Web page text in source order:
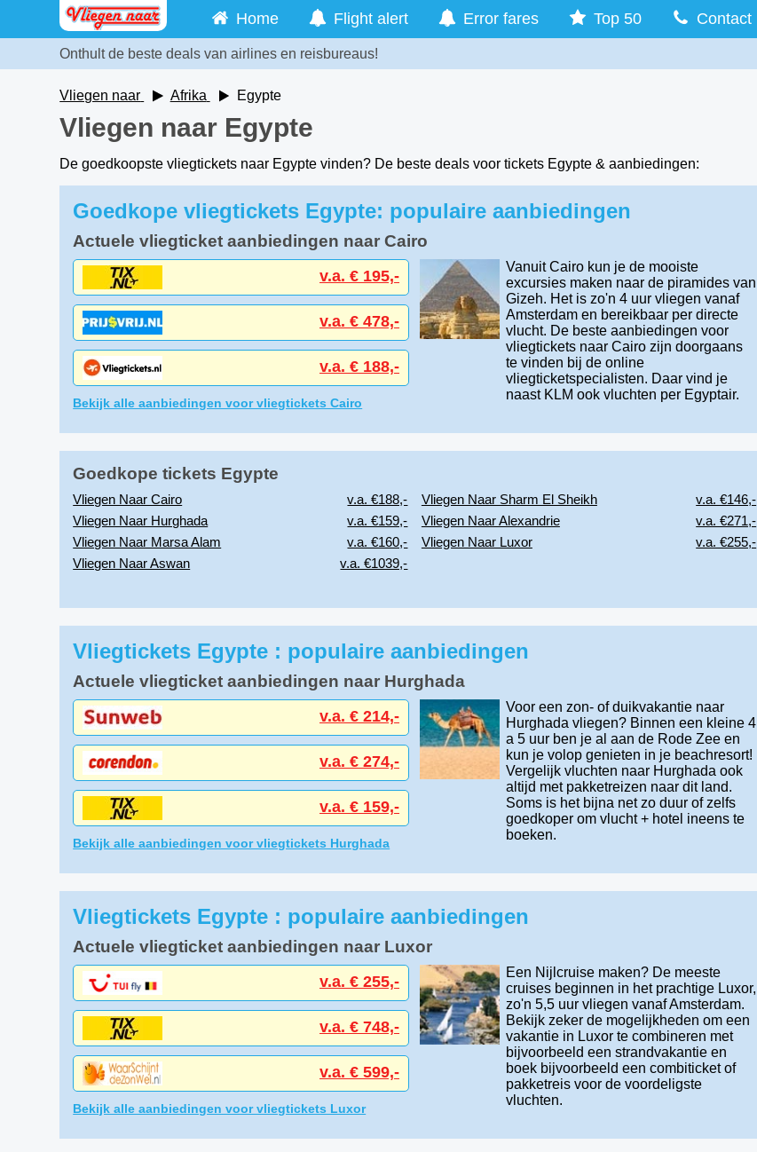
Home Flight alert Error fares Top 50 Contact
Onthult de beste deals van airlines en reisbureaus!
Vliegen naar Afrika Egypte
Vliegen naar Egypte
De goedkoopste vliegtickets naar Egypte vinden? De beste deals voor tickets Egypte & aanbiedingen:
Goedkope vliegtickets Egypte: populaire aanbiedingen
Actuele vliegticket aanbiedingen naar Cairo
v.a. € 195,-
v.a. € 478,-
v.a. € 188,-
Bekijk alle aanbiedingen voor vliegtickets Cairo
Vanuit Cairo kun je de mooiste
excursies maken naar de piramides van
Gizeh. Het is zo'n 4 uur vliegen vanaf
Amsterdam en bereikbaar per directe
vlucht. De beste aanbiedingen voor
vliegtickets naar Cairo zijn doorgaans
te vinden bij de online
vliegticketspecialisten. Daar vind je
naast KLM ook vluchten per Egyptair.
Goedkope tickets Egypte
Vliegen Naar Cairo v.a. €188,- Vliegen Naar Sharm El Sheikh
v.a. €146,-
Vliegen Naar Hurghada
v.a. €159,- Vliegen Naar Alexandrie
v.a. €271,-
Vliegen Naar Marsa Alam
v.a. €160,- Vliegen Naar Luxor
v.a. €255,-
Vliegen Naar Aswan
v.a. €1039,-
Vliegtickets Egypte : populaire aanbiedingen
Actuele vliegticket aanbiedingen naar Hurghada
v.a. € 214,-
v.a. € 274,-
v.a. € 159,-
Bekijk alle aanbiedingen voor vliegtickets Hurghada
Voor een zon- of duikvakantie naar
Hurghada vliegen? Binnen een kleine 4
a 5 uur ben je al aan de Rode Zee en
kun je volop genieten in je beachresort!
Vergelijk vluchten naar Hurghada ook
altijd met pakketreizen naar dit land.
Soms is het bijna net zo duur of zelfs
goedkoper om vlucht + hotel ineens te
boeken.
Vliegtickets Egypte : populaire aanbiedingen
Actuele vliegticket aanbiedingen naar Luxor
v.a. € 255,-
v.a. € 748,-
v.a. € 599,-
Bekijk alle aanbiedingen voor vliegtickets Luxor
Een Nijlcruise maken? De meeste
cruises beginnen in het prachtige Luxor,
zo'n 5,5 uur vliegen vanaf Amsterdam.
Bekijk zeker de mogelijkheden om een
vakantie in Luxor te combineren met
bijvoorbeeld een strandvakantie en
boek bijvoorbeeld een combiticket of
pakketreis voor de voordeligste
vluchten.